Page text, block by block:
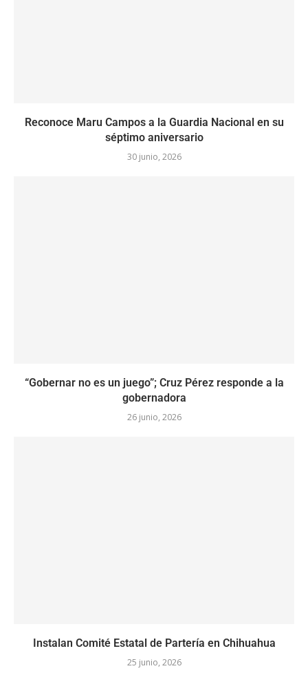
Reconoce Maru Campos a la Guardia Nacional en su
séptimo aniversario
30 junio, 2026
“Gobernar no es un juego”; Cruz Pérez responde a la
gobernadora
26 junio, 2026
Instalan Comité Estatal de Partería en Chihuahua
25 junio, 2026